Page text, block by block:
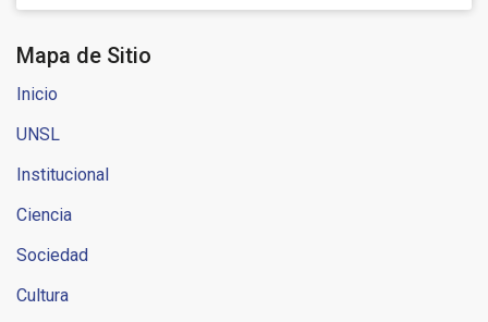
Mapa de Sitio
Inicio
UNSL
Institucional
Ciencia
Sociedad
Cultura